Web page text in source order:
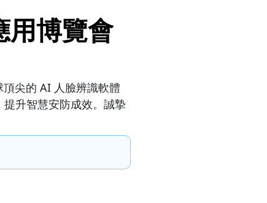
博覽會
尖的 AI 人臉辨識軟體
升智慧安防成效。誠摯